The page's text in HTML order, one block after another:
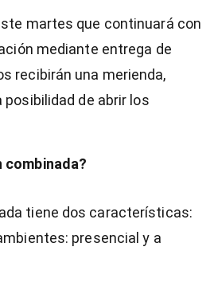
martes que continuará con
mediante entrega de
recibirán una merienda,
de abrir los
combinada?
tiene dos características:
presencial y a